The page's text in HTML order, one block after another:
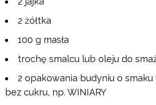
2 żółtka
100 g masła
trochę smalcu lub oleju do
2 opakowania budyniu o
bez cukru, np. WINIARY